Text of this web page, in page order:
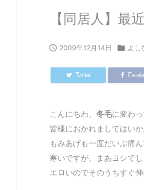
【同居人】最
 2009年12月14日  よし
Twitter
こんにちわ、 冬毛に変わ
皆様におかれましてはい
もみあげも一度だいぶ痛
寒いですが、まあヨシでし
エロいのでそのうちすぐ伸